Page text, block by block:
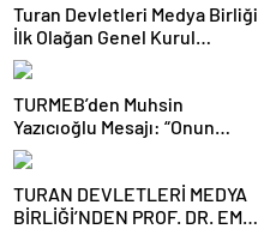
Turan Devletleri Medya Birliği
İlk Olağan Genel Kurul
Toplantısını Gerçekleştirdi
TURMEB’den Muhsin
Yazıcıoğlu Mesajı: “Onun
Büyük Birlik İdeali Türk
Dünyasına Işık Tutuyor”
TURAN DEVLETLERİ MEDYA
BİRLİĞİ’NDEN PROF. DR. EMİN